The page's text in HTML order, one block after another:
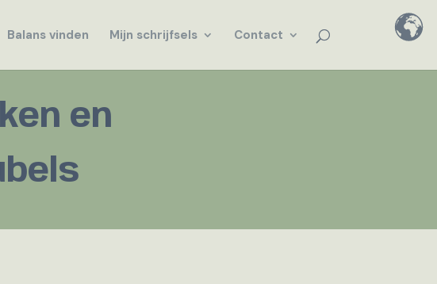
Balans vinden Mijn schrijfsels Contact
en